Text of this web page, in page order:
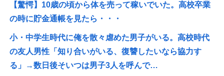
【驚愕】10歳の頃から体を売って稼いでいた。高校卒業
の時に貯金通帳を見たら・・・
小・中学生時代に俺を散々虐めた男子がいる。高校時代
の友人男性「知り合いがいる、復讐したいなら協力す
る」→数日後そいつは男子3人を呼んで…